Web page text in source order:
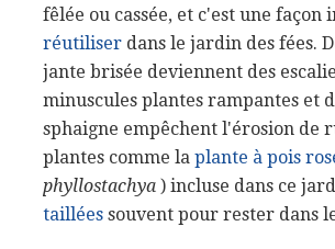
fêlée ou cassée, et c'est une façon
réutiliser dans le jardin des fées.
jante brisée deviennent des
minuscules plantes rampantes et
sphaigne empêchent l'érosion de
plantes comme la plante à pois
phyllostachya ) incluse dans ce
taillées souvent pour rester dans